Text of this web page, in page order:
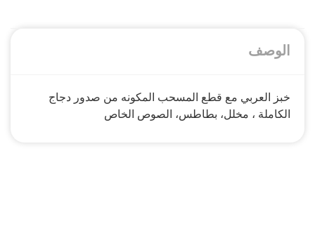
الوصف
خبز العربي مع قطع المسحب المكونه من صدور دجاج
الكاملة ، مخلل، بطاطس، الصوص الخاص